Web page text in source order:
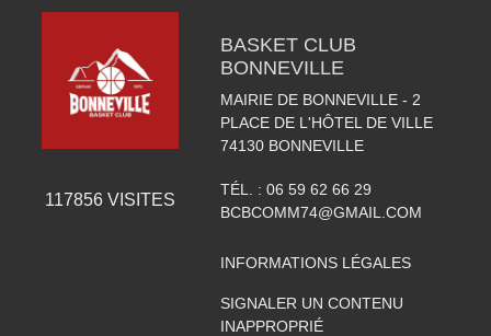
117856VISITES
BASKET CLUB
BONNEVILLE
MAIRIE DE BONNEVILLE - 2
PLACE DE L'HÔTEL DE VILLE
74130 BONNEVILLE
TÉL. : 06 59 62 66 29
BCBCOMM74@GMAIL.COM
INFORMATIONS LÉGALES
SIGNALER UN CONTENU
INAPPROPRIÉ